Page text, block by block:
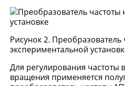
Рисунок 2. Преобразователь
экспериментальной
Для регулирования частоты
вращения применяется